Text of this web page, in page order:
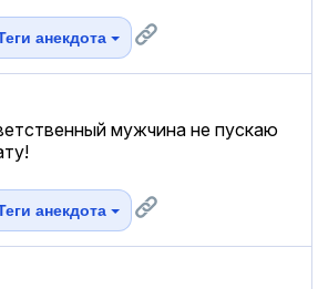
анекдота
мужчина не пускаю
анекдота